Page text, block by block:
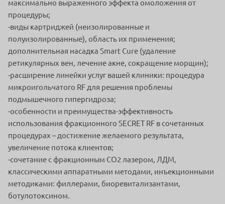
максимально выраженного эффекта омоложения от
процедуры;
-виды картриджей (неизолированные и
полуизолированные), область их применения;
дополнительная насадка Smart Cure (удаление
ретикулярных вен, лечение акне, сокращение морщин);
-расширение линейки услуг вашей клиники: процедура
микроигольчатого RF для решения проблемы
подмышечного гипергидроза;
-особенности и преимущества-эффективность
использования фракционного SECRET RF в сочетанных
процедурах – достижение желаемого результата,
увеличение потока клиентов;
-сочетание с фракционным СО2 лазером, ЛДМ,
классическими аппаратными методами, инъекционными
методиками: филлерами, биоревитализантами,
ботулотоксином.